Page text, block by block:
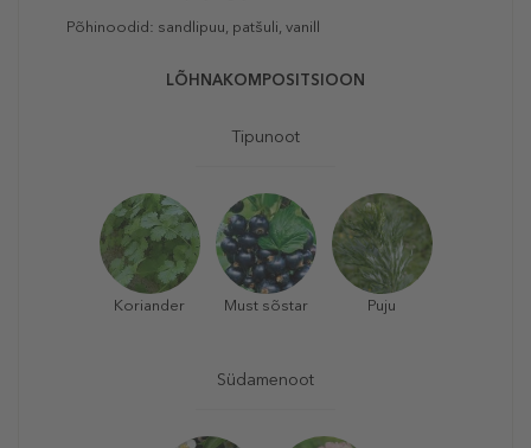
Põhinoodid: sandlipuu, patšuli, vanill
LÕHNAKOMPOSITSIOON
Tipunoot
Koriander Must sõstar Puju
Südamenoot